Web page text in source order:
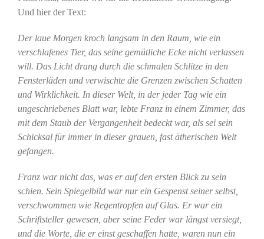
Und hier der Text:
Der laue Morgen kroch langsam in den Raum, wie ein
verschlafenes Tier, das seine gemütliche Ecke nicht verlassen
will. Das Licht drang durch die schmalen Schlitze in den
Fensterläden und verwischte die Grenzen zwischen Schatten
und Wirklichkeit. In dieser Welt, in der jeder Tag wie ein
ungeschriebenes Blatt war, lebte Franz in einem Zimmer, das
mit dem Staub der Vergangenheit bedeckt war, als sei sein
Schicksal für immer in dieser grauen, fast ätherischen Welt
gefangen.
Franz war nicht das, was er auf den ersten Blick zu sein
schien. Sein Spiegelbild war nur ein Gespenst seiner selbst,
verschwommen wie Regentropfen auf Glas. Er war ein
Schriftsteller gewesen, aber seine Feder war längst versiegt,
und die Worte, die er einst geschaffen hatte, waren nun ein